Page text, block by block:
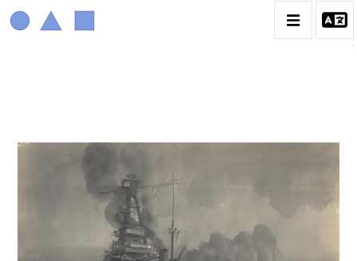
MARIN MARIE
BIOGRAPHIE
CATALOGUE DES OEUVRES
CONTACT